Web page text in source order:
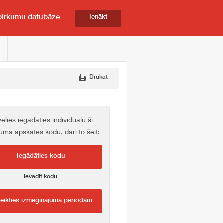
datubāze Ienākt
Drukāt
iegādāties individuālu šī
apskates kodu, dari to šeit:
Iegādāties kodu
Ievadīt kodu
izmēģinājuma periodam